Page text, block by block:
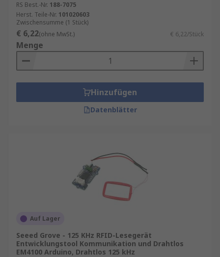
RS Best.-Nr. 188-7075
Herst. Teile-Nr. 101020603
Zwischensumme (1 Stück)
€ 6,22(ohne MwSt.) € 6,22/Stück
Menge
Hinzufügen
Datenblätter
Auf Lager
Seeed Grove - 125 KHz RFID-Lesegerät
Entwicklungstool Kommunikation und Drahtlos
EM4100 Arduino, Drahtlos 125 kHz